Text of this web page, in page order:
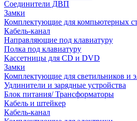
Соединители ДВП
Замки
Комплектующие для компьютерных
Кабель-канал
Направляющие под клавиатуру
Полка под клавиатуру
Кассетницы для CD и DVD
Замки
Комплектующие для светильников и
Удлинители и зарядные устройства
Блок питания/ Трансформаторы
Кабель и штейкер
Кабель-канал